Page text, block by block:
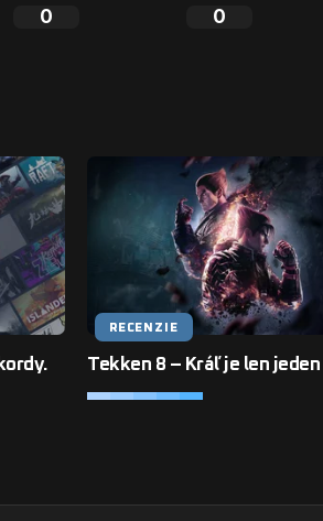
0 0
RECENZIE
Tekken 8 – Kráľ je len jeden